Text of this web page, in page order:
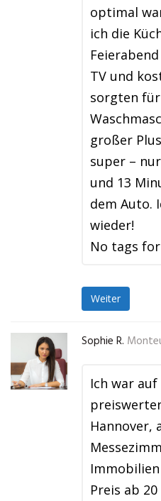
optimal
ich die
TV und
sorgten
großer
super –
und 13
dem Auto.
wieder!
No tags
Weiter
Sophie R.
Ich war
Hannover,
Preis ab